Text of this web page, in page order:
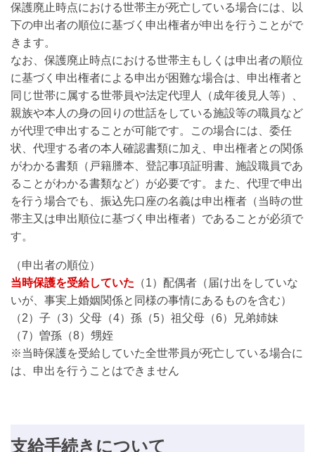
保護廃止時点における世帯主が死亡している場合には、以
下の申出者の順位に基づく申出権者が申出を行うことがで
きます。
なお、保護廃止時点における世帯主もしくは申出者の順位
に基づく申出権者による申出が困難な場合は、申出権者と
同じ世帯に属する世帯員や法定代理人（成年後見人等）、
親族や本人の身の回りの世話をしている施設等の職員など
が代理で申出することが可能です。この場合には、委任
状、代理する者の本人確認書類に加え、申出権者との関係
がわかる書類（戸籍謄本、登記事項証明書、施設職員であ
ることがわかる書類など）が必要です。また、代理で申出
を行う場合でも、振込先口座の名義は申出権者（当時の世
帯主又は申出順位に基づく申出権者）であることが必須で
す。
（申出者の順位）
当時保護を受給していた （1）配偶者（届け出をしていな
いが、事実上婚姻関係と同様の事情にあるものを含む）
（2）子（3）父母（4）孫（5）祖父母（6）兄弟姉妹
（7）曽孫（8）甥姪
※当時保護を受給していた全世帯員が死亡している場合に
は、申出を行うことはできません
支給手続きについて